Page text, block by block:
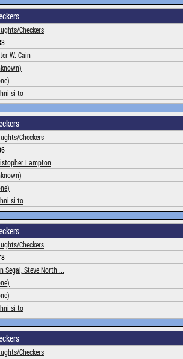
Checkers
W. Cain
si to
Checkers
Lampton
si to
Checkers
Segal, Steve North ...
si to
Checkers